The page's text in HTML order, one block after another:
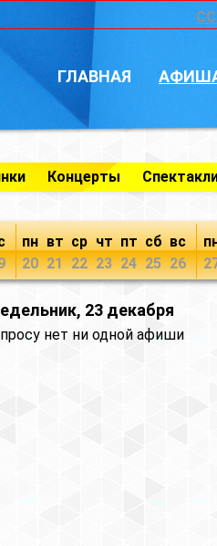
ГЛАВНАЯ
Концерты
пн
20
вт
21
ср
22
чт
23
пт
24
сб
25
вс
26
23 декабря
нет ни одной афиши